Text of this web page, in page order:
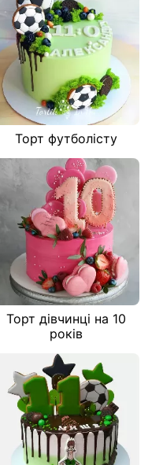
Торт футболісту
Торт дівчинці на 10
років